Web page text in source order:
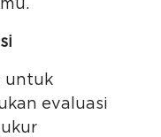
untuk
evaluasi